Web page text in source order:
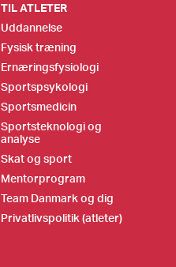
TIL ATLETER
Uddannelse
Fysisk træning
Ernæringsfysiologi
Sportspsykologi
Sportsmedicin
Sportsteknologi og
analyse
Skat og sport
Mentorprogram
Team Danmark og dig
Privatlivspolitik (atleter)